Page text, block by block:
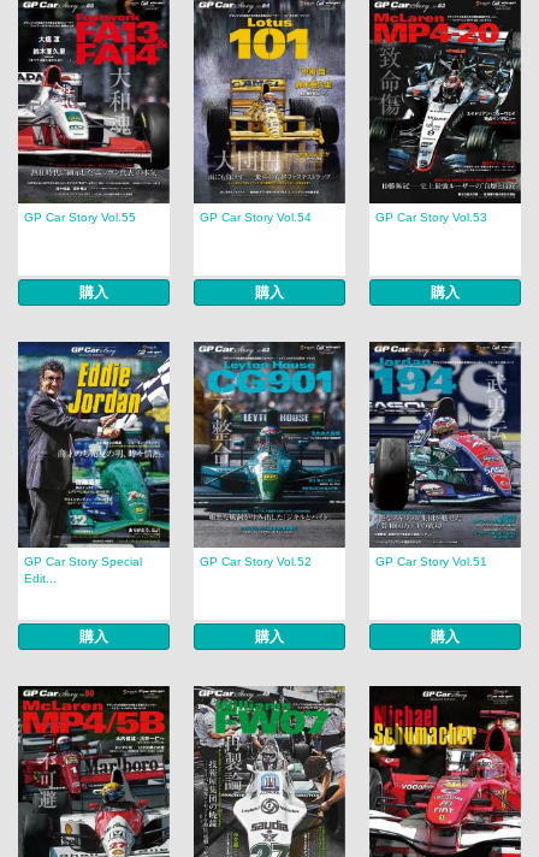
GP Car Story Vol.55
購入
GP Car Story Vol.54
購入
GP Car Story Vol.53
購入
GP Car Story Special
Edit...
購入
GP Car Story Vol.52
購入
GP Car Story Vol.51
購入